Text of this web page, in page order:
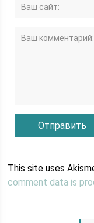
This site uses
comment data is